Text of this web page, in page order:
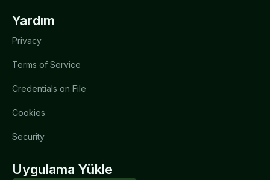
Yardım
Privacy
Terms of Service
Credentials on File
Cookies
Security
Uygulama Yükle